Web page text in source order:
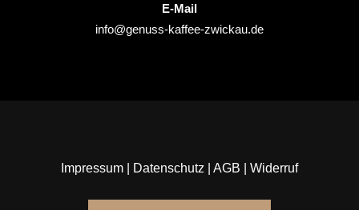
E-Mail
info@genuss-kaffee-zwickau.de
Impressum| Datenschutz AGB Widerruf